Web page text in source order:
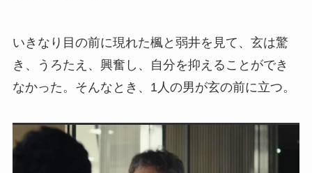
いきなり目の前に現れた楓と弱井を見て、玄は驚
き、うろたえ、興奮し、自分を抑えることができ
なかった。そんなとき、1人の男が玄の前に立つ。